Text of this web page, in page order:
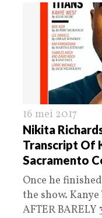
16 mei 2017
Nikita
Transcript Of
Sacramento
Once he
the show. Kanye
AFTER BARELY